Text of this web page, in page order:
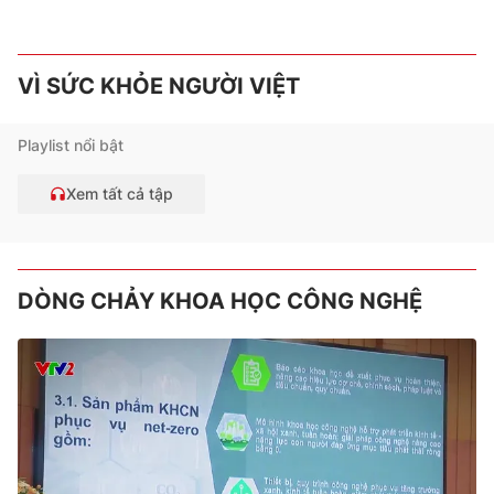
VÌ SỨC KHỎE NGƯỜI VIỆT
Playlist nổi bật
Xem tất cả tập
DÒNG CHẢY KHOA HỌC CÔNG NGHỆ